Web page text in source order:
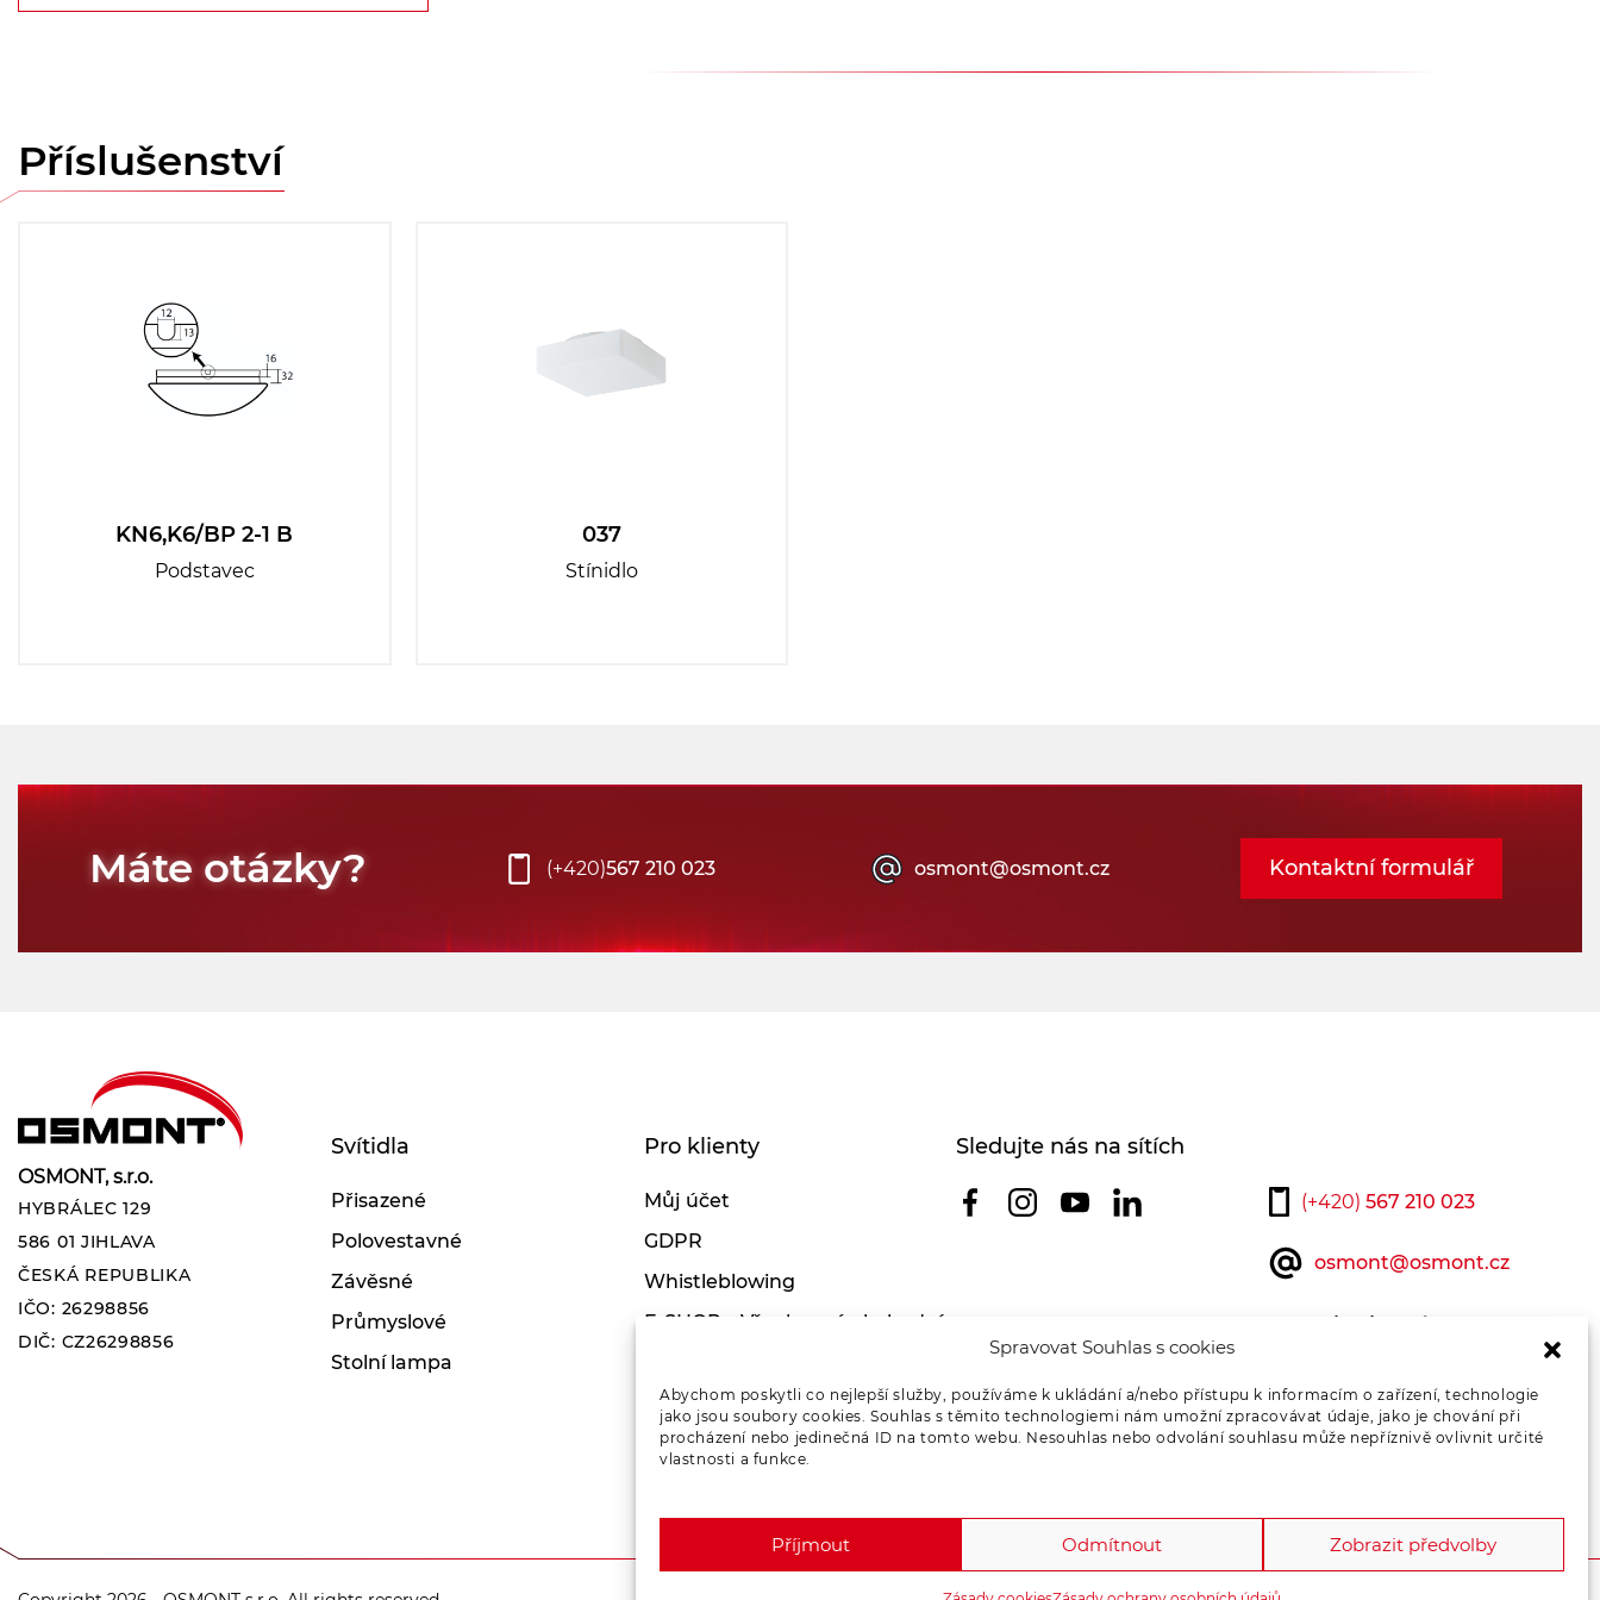
Spravovat Souhlas s cookies
Abychom poskytli co nejlepší služby, používáme k ukládání a/nebo přístupu k informacím o zařízení, technologie
jako jsou soubory cookies. Souhlas s těmito technologiemi nám umožní zpracovávat údaje, jako je chování při
procházení nebo jedinečná ID na tomto webu. Nesouhlas nebo odvolání souhlasu může nepříznivě ovlivnit určité
vlastnosti a funkce.
Příjmout Odmítnout Zobrazit předvolby
Příslušenství
KN6,K6/BP 2-1 B
Podstavec
037
Stínidlo
Máte otázky? (+420)567 210 023 osmont@osmont.cz Kontaktní formulář
OSMONT, s.r.o.
HYBRÁLEC 129
586 01 JIHLAVA
ČESKÁ REPUBLIKA
IČO: 26298856
DIČ: CZ26298856
Svítidla
Přisazené
Polovestavné
Závěsné
Průmyslové
Stolní lampa
Pro klienty
Můj účet
GDPR
Whistleblowing
E-SHOP – Všeobecné obchodní
Reklamační řád OSMONT
Kde koupit
Odstoupení od smlouvy
Sledujte nás na sítích
(+420) 567 210 023
osmont@osmont.cz
Kontaktujte nás